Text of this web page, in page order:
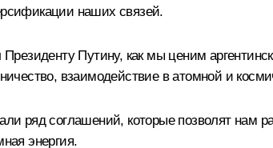
наших связей.
Путину, как мы ценим
взаимодействие в атомной и
ряд соглашений, которые позволят нам
энергия.